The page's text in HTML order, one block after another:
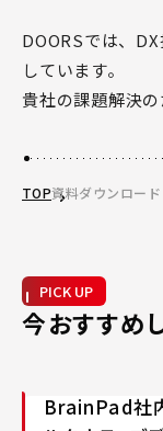
DOORSでは、
しています。
貴社の課題解決
TOP資料ダウンロード
PICK UP
今おすすめ
BrainPad社